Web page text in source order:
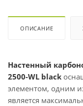
ОПИСАНИЕ
Настенный
2500-WL black
элементом, одним
является